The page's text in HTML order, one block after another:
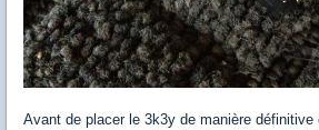
Avant de placer le 3k3y de manière définitive